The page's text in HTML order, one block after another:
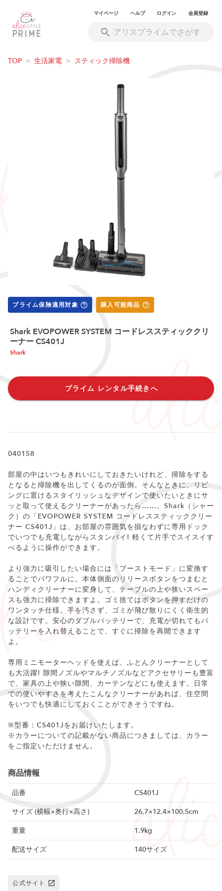
マイページ ヘルプ ログイン 会員登録
TOP > 生活家電 > スティック掃除機
プライム保険適用対象 購入可能商品
Shark EVOPOWER SYSTEM コードレススティッククリ
ーナー CS401J
Shark
プライム レンタル手続きへ
040158
部屋の中はいつもきれいにしておきたいけれど、掃除をする
となると掃除機を出してくるのが面倒。そんなときに、リビ
ングに置けるスタイリッシュなデザインで使いたいときにサ
ッと取って使えるクリーナーがあったら……。Shark（シャー
ク）の「EVOPOWER SYSTEM コードレススティッククリー
ナー CS401J」は、お部屋の雰囲気を損なわずに専用ドック
でいつでも充電しながらスタンバイ! 軽くて片手でスイスイす
べるように操作ができます。
より強力に吸引したい場合には「ブーストモード」に変換す
ることでパワフルに。本体側面のリリースボタンをつまむと
ハンディクリーナーに変身して、テーブルの上や狭いスペー
スも強力に掃除できますよ。ゴミ捨てはボタンを押すだけの
ワンタッチ仕様。手を汚さず、ゴミが飛び散りにくく衛生的
な設計です。安心のダブルバッテリーで、充電が切れてもバ
ッテリーを入れ替えることで、すぐに掃除を再開できます
よ。
専用ミニモーターヘッドを使えば、ふとんクリーナーとして
も大活躍! 隙間ノズルやマルチノズルなどアクセサリーも豊富
で、家具の上や狭い隙間、カーテンなどにも使えます。日常
での使いやすさを考えたこんなクリーナーがあれば、住空間
をいつでも快適にしておくことができそうですね。
※型番：CS401Jをお届けいたします。
※カラーについての記載がない商品につきましては、カラー
をご指定いただけません。
商品情報
品番
CS401J
サイズ (横幅×奥行×高さ)
26.7×12.4×100.5cm
重量
1.9kg
配送サイズ
140サイズ
公式サイト